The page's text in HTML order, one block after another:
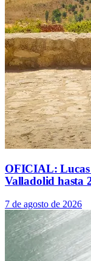
OFICIAL: Lucas
Valladolid hasta
7 de agosto de 2026